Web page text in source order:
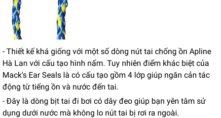
- Thiết kế khá giống với một số dòng nút tai chống ồn Apline
Hà Lan với cấu tạo hình nấm. Tuy nhiên điểm khác biệt của
Mack's Ear Seals là có cấu tạo gồm 4 lớp giúp ngăn cản tác
động từ tiếng ồn và nước đến tai.
- Đây là dòng bịt tai đi bơi có dây đeo giúp bạn yên tâm sử
dụng dưới nước mà không lo nút tai bị rơi ra ngoài.